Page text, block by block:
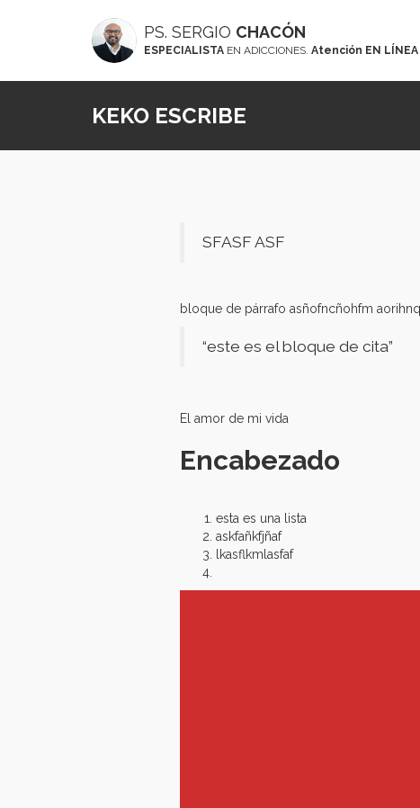
PS. SERGIO CHACÓN
ESPECIALISTA EN ADICCIONES. Atención EN LÍNEA
KEKO ESCRIBE
SFASF ASF
bloque de párrafo asñofncñohfm
“este es el bloque de cita”
El amor de mi vida
Encabezado
esta es una lista
askfañkfjñaf
lkasflkmlasfaf